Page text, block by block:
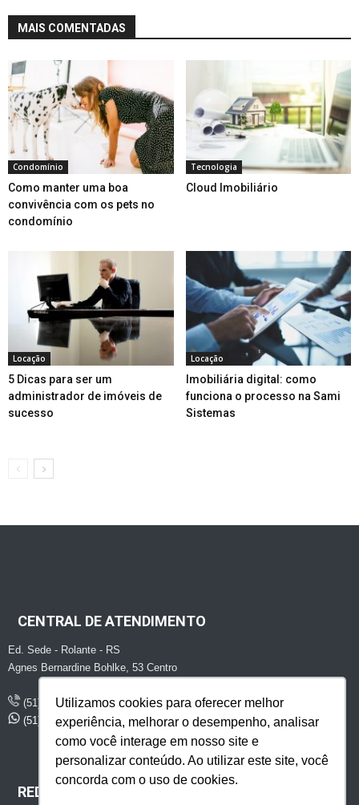
Utilizamos cookies para oferecer melhor
experiência, melhorar o desempenho, analisar
como você interage em nosso site e
personalizar conteúdo. Ao utilizar este site, você
concorda com o uso de cookies.
MAIS COMENTADAS
Condomínio
Como manter uma boa
convivência com os pets no
condomínio
Tecnologia
Cloud Imobiliário
Locação
5 Dicas para ser um
administrador de imóveis de
sucesso
Locação
Imobiliária digital: como
funciona o processo na Sami
Sistemas
CENTRAL DE ATENDIMENTO
Ed. Sede - Rolante - RS
Agnes Bernardine Bohlke, 53 Centro
(51) 2747 - 1507
(51) 99429 - 8551
REDES SOCIAIS